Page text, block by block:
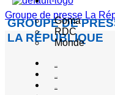
Groupe de presse La
GROUPE DE
LA RÉPUBLIQUE
Goma
RDC
Monde